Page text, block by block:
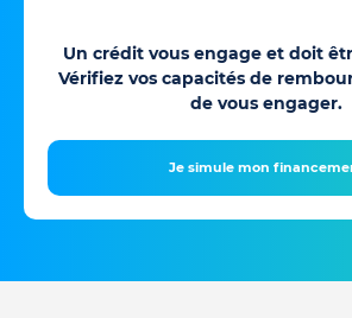
Un crédit vous engage et doit
Vérifiez vos capacités de
de vous engager.
Je simule mon